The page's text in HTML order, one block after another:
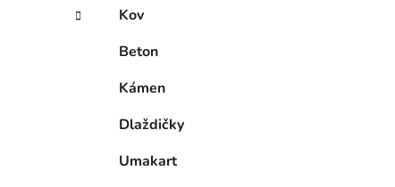
Kov
Beton
Kámen
Dlaždičky
Umakart